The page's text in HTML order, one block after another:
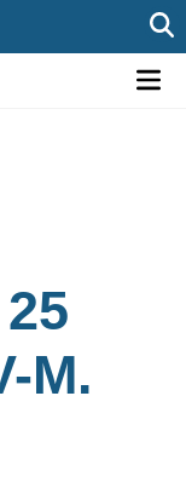
M.